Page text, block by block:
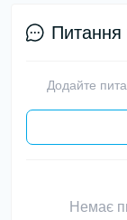
Питання
Додайте
Немає